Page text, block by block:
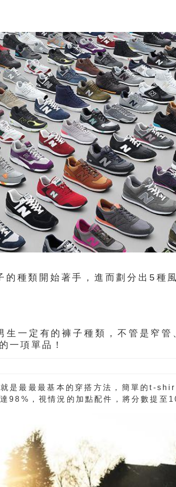
的種類開始著手，進而劃分出5種
生一定有的褲子種類，不管是窄管
一項單品！
是最最最基本的穿搭方法，簡單的t-
98%，視情況的加點配件，將分數提至